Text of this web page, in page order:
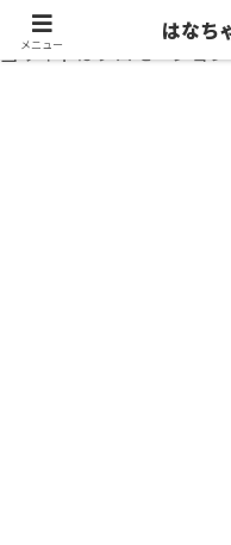
当サイトはプロモーショ
メニュー
はなち